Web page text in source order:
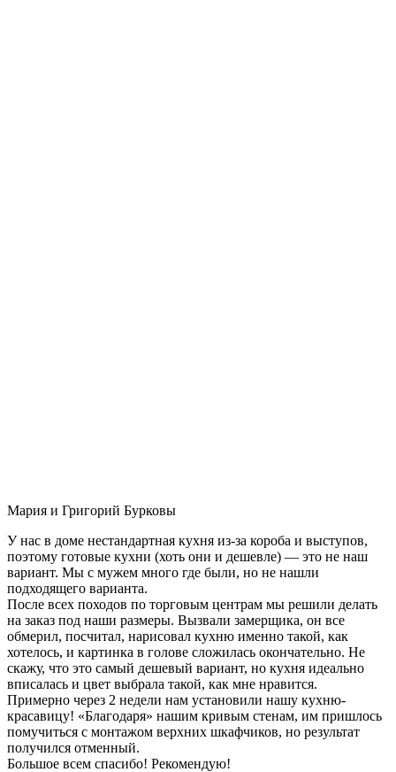
Мария и Григорий Бурковы
У нас в доме нестандартная кухня из-за короба и выступов,
поэтому готовые кухни (хоть они и дешевле) — это не наш
вариант. Мы с мужем много где были, но не нашли
подходящего варианта.
После всех походов по торговым центрам мы решили делать
на заказ под наши размеры. Вызвали замерщика, он все
обмерил, посчитал, нарисовал кухню именно такой, как
хотелось, и картинка в голове сложилась окончательно. Не
скажу, что это самый дешевый вариант, но кухня идеально
вписалась и цвет выбрала такой, как мне нравится.
Примерно через 2 недели нам установили нашу кухню-
красавицу! «Благодаря» нашим кривым стенам, им пришлось
помучиться с монтажом верхних шкафчиков, но результат
получился отменный.
Большое всем спасибо! Рекомендую!